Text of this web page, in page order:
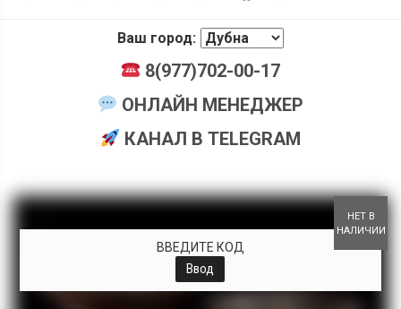
Ваш город:
8(977)702-00-17
ОНЛАЙН МЕНЕДЖЕР
КАНАЛ В TELEGRAM
НЕТ В
НАЛИЧИИ
ВВЕДИТЕ КОД
Ввод